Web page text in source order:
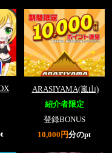
ARASIYAMA(嵐山)
紹介者限定
登録BONUS
10,000円分のpt